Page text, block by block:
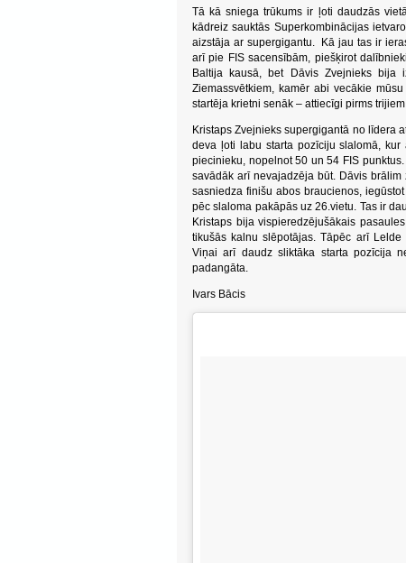
Tā kā sniega trūkums ir ļoti daudzās
kādreiz sauktās Superkombinācijas
aizstāja ar supergigantu. Kā jau tas ir
arī pie FIS sacensībām, piešķirot
Baltija kausā, bet Dāvis Zvejnieks bija
Ziemassvētkiem, kamēr abi vecākie
startēja krietni senāk – attiecīgi pirms
Kristaps Zvejnieks supergigantā no līdera
deva ļoti labu starta pozīciju slalomā,
piecinieku, nopelnot 50 un 54 FIS
savādāk arī nevajadzēja būt. Dāvis
sasniedza finišu abos braucienos,
pēc slaloma pakāpās uz 26.vietu. Tas ir
Kristaps bija vispieredzējušākais
tikušās kalnu slēpotājas. Tāpēc arī
Viņai arī daudz sliktāka starta pozīcija
padangāta.
Ivars Bācis